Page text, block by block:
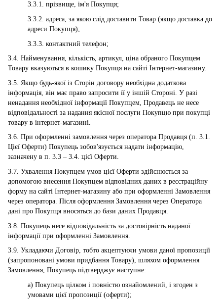
3.3.1. прізвище, ім'я Покупця;
3.3.2. адреса, за якою слід доставити Товар (якщо доставка до
адреси Покупця);
3.3.3. контактний телефон;
3.4. Найменування, кількість, артикул, ціна обраного Покупцем
Товару вказуються в кошику Покупця на сайті Інтернет-магазину.
3.5. Якщо будь-якої із Сторін договору необхідна додаткова
інформація, він має право запросити її у іншій Стороні. У разі
ненадання необхідної інформації Покупцем, Продавець не несе
відповідальності за надання якісної послуги Покупцю при покупці
товару в інтернет-магазині.
3.6. При оформленні замовлення через оператора Продавця (п. 3.1.
Цієї Оферти) Покупець зобов'язується надати інформацію,
зазначену в п. 3.3 – 3.4. цієї Оферти.
3.7. Ухвалення Покупцем умов цієї Оферти здійснюється за
допомогою внесення Покупцем відповідних даних в реєстраційну
форму на сайті Інтернет-магазину або при оформленні Замовлення
через оператора. Після оформлення Замовлення через Оператора
дані про Покупця вносяться до бази даних Продавця.
3.8. Покупець несе відповідальність за достовірність наданої
інформації при оформленні Замовлення.
3.9. Укладаючи Договір, тобто акцептуючи умови даної пропозиції
(запропоновані умови придбання Товару), шляхом оформлення
Замовлення, Покупець підтверджує наступне:
а) Покупець цілком і повністю ознайомлений, і згоден з
умовами цієї пропозиції (оферти);